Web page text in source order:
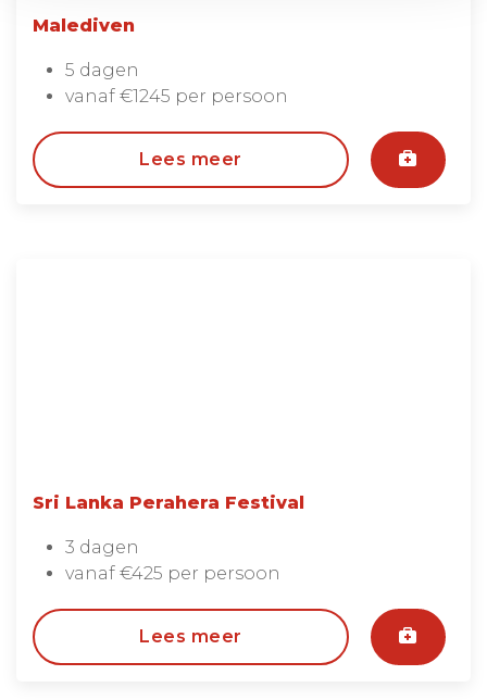
Malediven
5 dagen
vanaf €1245 per persoon
Lees meer
Sri Lanka Perahera Festival
3 dagen
vanaf €425 per persoon
Lees meer